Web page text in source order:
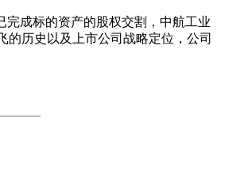
完成标的资产的股权交割，中航工业
历史以及上市公司战略定位，公司